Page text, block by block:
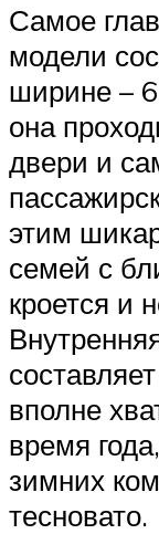
Самое
модели
ширине –
она
двери и
этим
семей с
кроется и
вполне
время
зимних
тесновато.